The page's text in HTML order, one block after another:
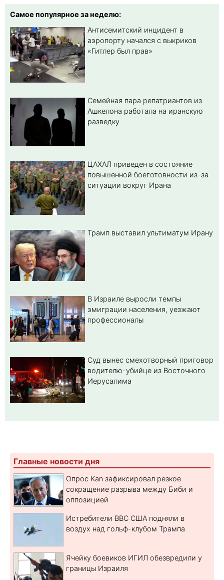
Самое популярное за неделю:
Антисемитский инцидент в
аэропорту начался с выкриков
«Гитлер был прав»
Семейная пара репатриантов из
Ашкелона работала на иранскую
разведку
ЦАХАЛ приведен в состояние
повышенной боеготовности из-за
ситуации вокруг Ирана
Трамп выставил ультиматум Ирану
В Израиле выросли темпы
эмиграции населения, уезжают
профессионалы
Суд вынес смехотворный приговор
водителю-убийце из Восточного
Иерусалима
Главные новости дня
Опрос Kan зафиксировал резкое
сокращение разрыва между Биби и
оппозицией
Истребители ВВС США подняли в
воздух над гольф-клубом Трампа
Ячейку боевиков ИГИЛ обезвредили у
границы Израиля